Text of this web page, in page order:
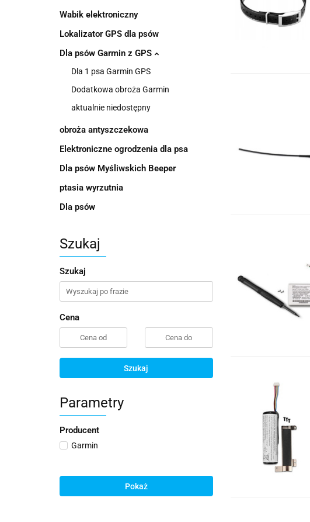
Wabik elektroniczny
Lokalizator GPS dla psów
Dla psów Garmin z GPS
Dla 1 psa Garmin GPS
Dodatkowa obroża Garmin
aktualnie niedostępny
obroża antyszczekowa
Elektroniczne ogrodzenia dla psa
Dla psów Myśliwskich Beeper
ptasia wyrzutnia
Dla psów
Szukaj
Szukaj
Cena
Szukaj
Parametry
Producent
Garmin
Pokaż